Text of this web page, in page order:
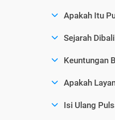
Apakah Itu
Sejarah
Keuntungan
Apakah
Isi Ulang